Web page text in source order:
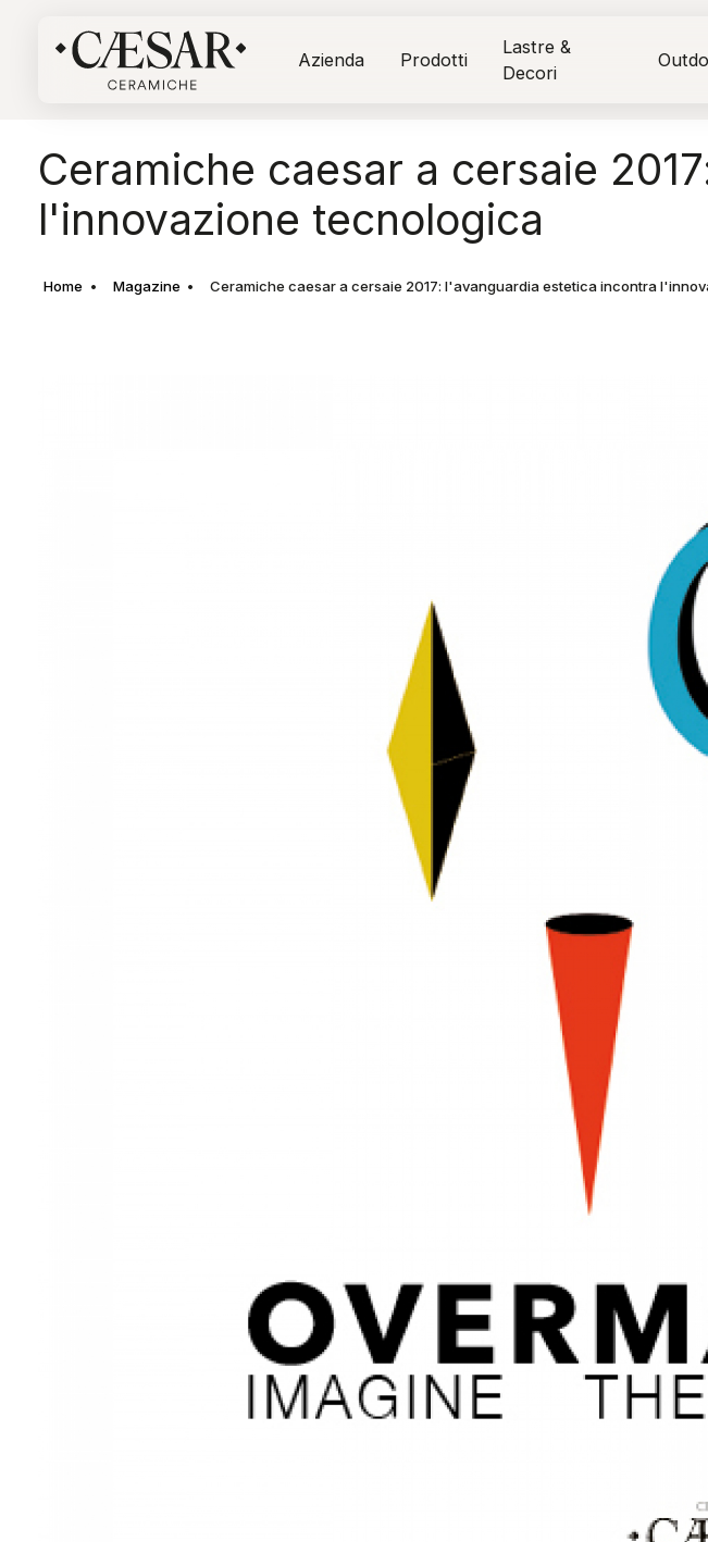
Azienda Prodotti
Lastre &
Decori
Ceramiche caesar a cersaie
l'innovazione tecnologica
Home Magazine Ceramiche caesar a cersaie 2017: l'avanguardia estetica incontra